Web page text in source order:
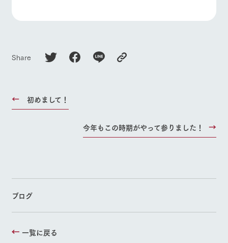
Share
初めまして！
今年もこの時期がやって参りました！
ブログ
一覧に戻る